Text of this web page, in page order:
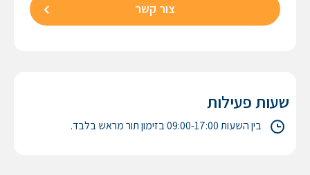
צור קשר
שעות פעילות
בין השעות 09:00-17:00 בזימון תור מראש בלבד.